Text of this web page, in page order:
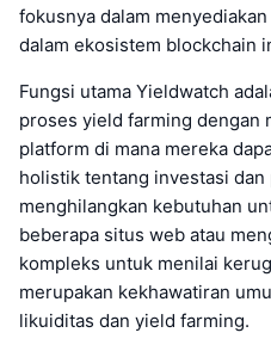
fokusnya dalam
dalam ekosistem blockchain
Fungsi utama Yieldwatch
proses yield farming dengan
platform di mana mereka
holistik tentang investasi
menghilangkan kebutuhan
beberapa situs web atau
kompleks untuk menilai
merupakan kekhawatiran
likuiditas dan yield farming.